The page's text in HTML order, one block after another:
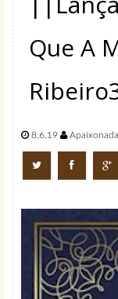
Que A
8.6.19